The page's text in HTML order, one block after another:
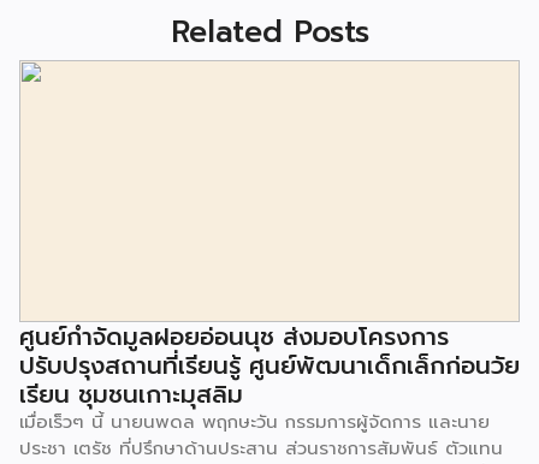
Related Posts
ศูนย์กำจัดมูลฝอยอ่อนนุช ส่งมอบโครงการ
ปรับปรุงสถานที่เรียนรู้ ศูนย์พัฒนาเด็กเล็กก่อนวัย
เรียน ชุมชนเกาะมุสลิม
เมื่อเร็วๆ นี้ นายนพดล พฤกษะวัน กรรมการผู้จัดการ และนาย
ประชา เตรัช ที่ปรึกษาด้านประสาน ส่วนราชการสัมพันธ์ ตัวแทน